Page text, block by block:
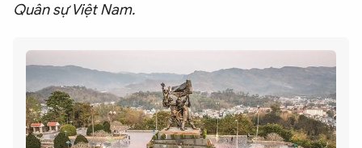
Quân sự Việt Nam.